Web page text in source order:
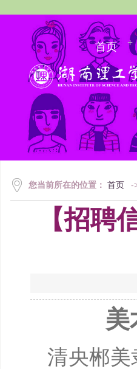
首页
您当前所在的位置： 首页 -
【招
清央郴